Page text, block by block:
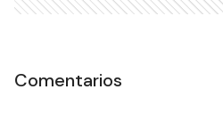
Comentarios